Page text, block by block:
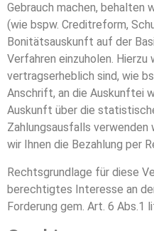
Gebrauch machen, behalten
(wie bspw. Creditreform,
Bonitätsauskunft auf der
Verfahren einzuholen.
vertragserheblich sind, wie
Anschrift, an die Auskunftei
Auskunft über die
Zahlungsausfalls verwenden
wir Ihnen die Bezahlung per
Rechtsgrundlage für diese
berechtigtes Interesse an
Forderung gem. Art. 6 Abs.1